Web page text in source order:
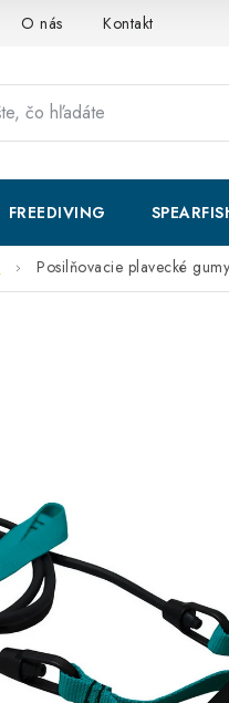
O nás Kontakt
FREEDIVING
Posilňovacie plavecké